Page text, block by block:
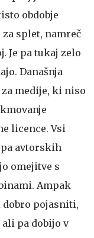
obdobje
splet, namreč
Je pa tukaj zelo
Današnja
medije, ki niso
licence. Vsi
avtorskih
omejitve s
Ampak
dobro pojasniti,
ali pa dobijo v